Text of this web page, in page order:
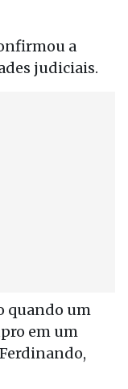
a
judiciais.
quando um
em um